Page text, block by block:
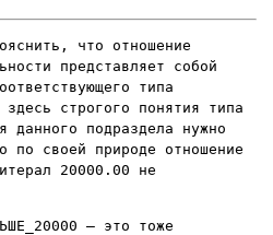
что отношение
представляет собой
типа
строгого понятия типа
данного подраздела нужно
по своей природе отношение
20000.00 не
– это тоже